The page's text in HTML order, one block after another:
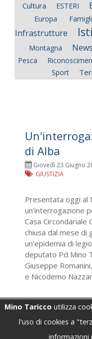
Cultura ESTERI
Europa
Infrastrutture
Montagna
Pesca
Sport
di Alba
Giovedì 23 Giugno
GIUSTIZIA
Presentata oggi al
un’interrogazione
Casa Circondariale
chiusa dal mese di
un’epidemia di
deputato Pd Mino
Giuseppe
e Nicodemo
Scarica allegato
Mino Taricco utilizza
l'uso di cookies a
informazioni